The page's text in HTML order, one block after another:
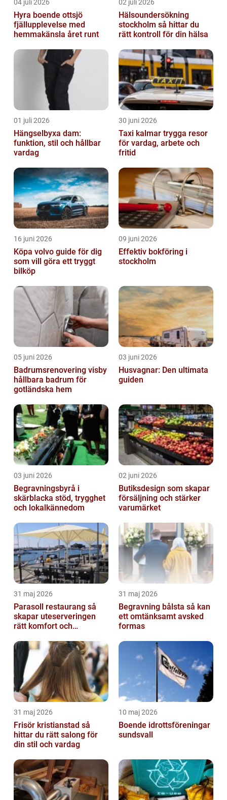
04 juli 2026
Hyra boende ottsjö
fjällupplevelse med
hemmakänsla året runt
02 juli 2026
Hälsoundersökning
stockholm så hittar du
rätt kontroll för din hälsa
01 juli 2026
Hängselbyxa dam:
funktion, stil och hållbar
vardag
30 juni 2026
Taxi kalmar trygga resor
för vardag, arbete och
fritid
16 juni 2026
Köpa volvo guide för dig
som vill göra ett tryggt
bilköp
09 juni 2026
Effektiv bokföring i
stockholm
05 juni 2026
Badrumsrenovering visby
hållbara badrum för
gotländska hem
03 juni 2026
Husvagnar: Den ultimata
guiden
03 juni 2026
Begravningsbyrå i
skärblacka stöd, trygghet
och lokalkännedom
02 juni 2026
Butiksdesign som skapar
försäljning och stärker
varumärket
31 maj 2026
Parasoll restaurang så
skapar uteserveringen
rätt komfort och
31 maj 2026
Begravning bålsta så kan
ett omtänksamt avsked
formas
31 maj 2026
Frisör kristianstad så
hittar du rätt salong för
din stil och vardag
10 maj 2026
Boende idrottsföreningar
sundsvall